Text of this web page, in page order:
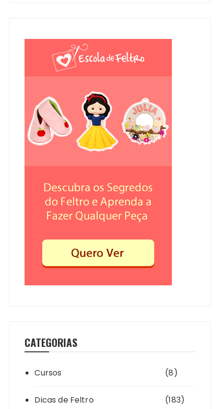
CATEGORIAS
Cursos (8)
Dicas de Feltro (183)